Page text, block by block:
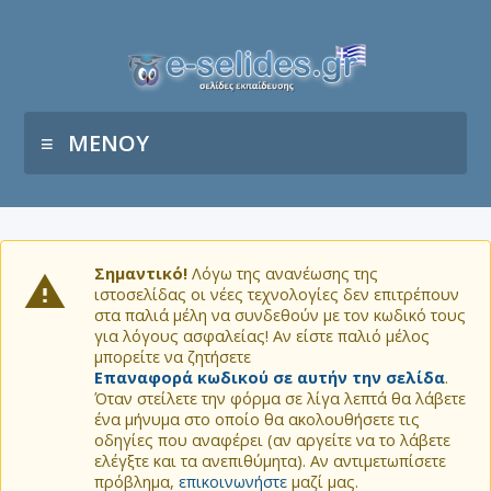
ΜΕΝΟΥ
Σημαντικό! Λόγω της ανανέωσης της
ιστοσελίδας οι νέες τεχνολογίες δεν επιτρέπουν
στα παλιά μέλη να συνδεθούν με τον κωδικό τους
για λόγους ασφαλείας! Αν είστε παλιό μέλος
μπορείτε να ζητήσετε
Επαναφορά κωδικού σε αυτήν την σελίδα.
Όταν στείλετε την φόρμα σε λίγα λεπτά θα λάβετε
ένα μήνυμα στο οποίο θα ακολουθήσετε τις
οδηγίες που αναφέρει (αν αργείτε να το λάβετε
ελέγξτε και τα ανεπιθύμητα). Αν αντιμετωπίσετε
πρόβλημα, επικοινωνήστε μαζί μας.